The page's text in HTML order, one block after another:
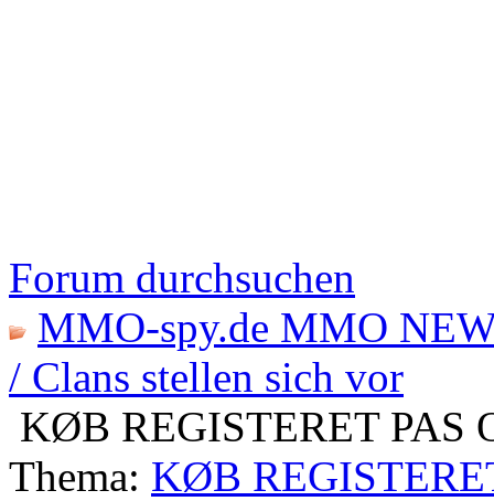
Forum durchsuchen
MMO-spy.de MMO
/ Clans stellen sich vor
KØB REGISTERET PAS
Thema: KØB